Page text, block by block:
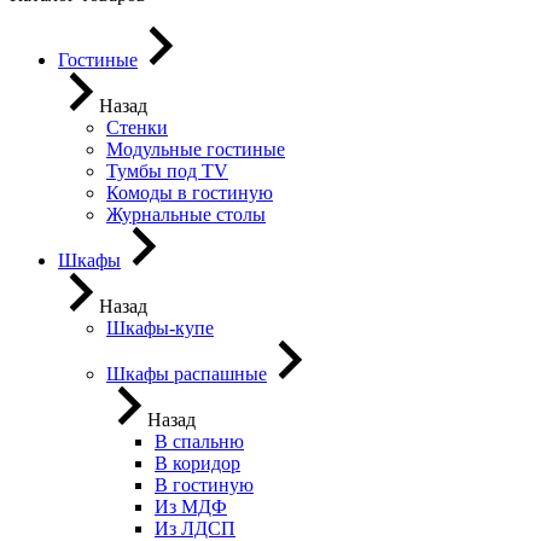
Гостиные
Назад
Стенки
Модульные гостиные
Тумбы под ТV
Комоды в гостиную
Журнальные столы
Шкафы
Назад
Шкафы-купе
Шкафы распашные
Назад
В спальню
В коридор
В гостиную
Из МДФ
Из ЛДСП